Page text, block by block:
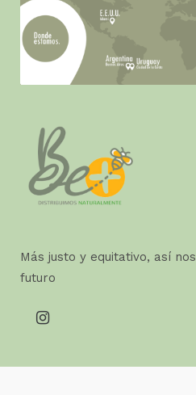
Más justo y equitativo, así
futuro